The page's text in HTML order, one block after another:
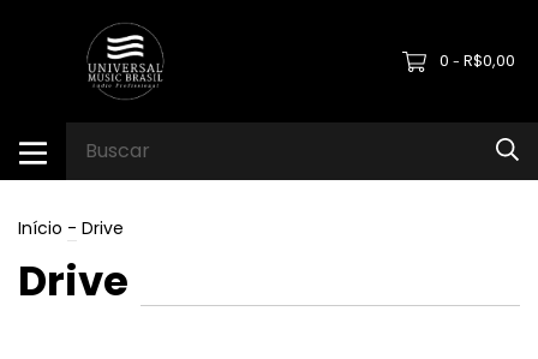
0 - R$0,00
Início - Drive
Drive